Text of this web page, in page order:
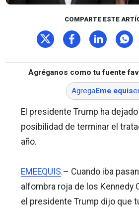
COMPARTE ESTE
Agréganos como tu fuente
AgregaEme equis
El presidente Trump ha
posibilidad de terminar el
año.
EMEEQUIS.– Cuando iba
alfombra roja de los Kennedy
el presidente Trump dijo que